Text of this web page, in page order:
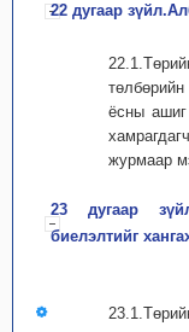
22 дугаар
ёсны ашиг
журмаар
23 дугаар
биелэлтийг